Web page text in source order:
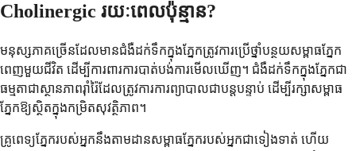
Cholinergic រយៈពេលប៉ុន្មាន?
មនុស្សភាគច្រើនដែលមានជំងឺដក់ទឹកក្នុងភ្នែកត្រូវការប្រើថ្នាំបន្ថយសម្ពាធភ្នែក
ពេញមួយជីវិត ដើម្បីការពារការបាត់បង់ការមើលឃើញ។ ជំងឺដក់ទឹកក្នុងភ្នែកជា
ធម្មតាជាស្ថានភាពរ៉ាំរ៉ៃដែលត្រូវការការព្យាបាលជាបន្តបន្ទាប់ ដើម្បីរក្សាសម្ពាធ
ភ្នែកឱ្យស្ថិតក្នុងកម្រិតសុវត្ថិភាព។
គ្រូពេទ្យភ្នែករបស់អ្នកនឹងតាមដានសម្ពាធភ្នែករបស់អ្នកជាទៀងទាត់ ហើយ